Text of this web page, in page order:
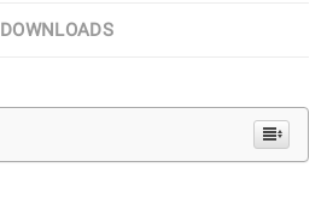
DOWNLOADS